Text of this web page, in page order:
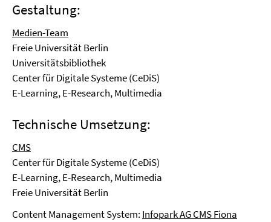
Gestaltung:
Medien-Team
Freie Universität Berlin
Universitätsbibliothek
Center für Digitale Systeme (CeDiS)
E-Learning, E-Research, Multimedia
Technische Umsetzung:
CMS
Center für Digitale Systeme (CeDiS)
E-Learning, E-Research, Multimedia
Freie Universität Berlin
Content Management System: Infopark AG CMS Fiona